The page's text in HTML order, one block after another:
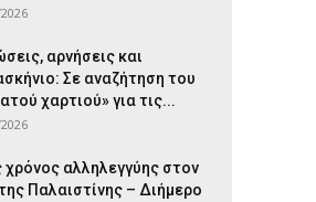
αρνήσεις και
Σε αναζήτηση του
χαρτιού» για τις...
χρόνος αλληλεγγύης στον
Παλαιστίνης – Διήμερο